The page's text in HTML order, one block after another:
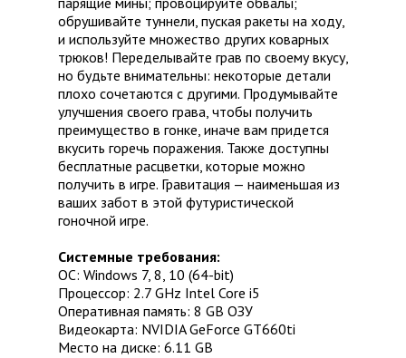
обрушивайте туннели, пуская ракеты на ходу,
и используйте множество других коварных
трюков! Переделывайте грав по своему вкусу,
но будьте внимательны: некоторые детали
плохо сочетаются с другими. Продумывайте
улучшения своего грава, чтобы получить
преимущество в гонке, иначе вам придется
вкусить горечь поражения. Также доступны
бесплатные расцветки, которые можно
получить в игре. Гравитация — наименьшая из
ваших забот в этой футуристической
гоночной игре.
Системные требования:
ОС: Windows 7, 8, 10 (64-bit)
Процессор: 2.7 GHz Intel Core i5
Оперативная память: 8 GB ОЗУ
Видеокарта: NVIDIA GeForce GT660ti
Место на диске: 6.11 GB